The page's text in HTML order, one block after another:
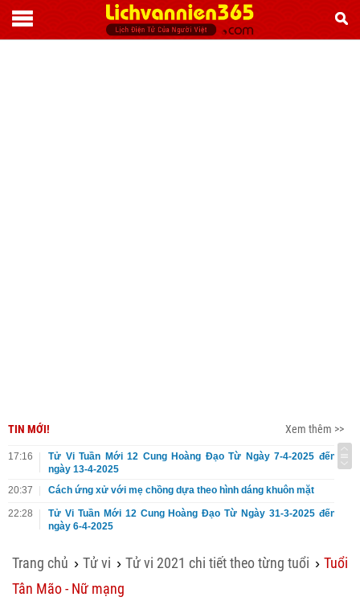
TIN MỚI! Xem thêm >>
17:16
Tử Vi Tuần Mới 12 Cung Hoàng Đạo Từ Ngày 7-4-2025 đến
ngày 13-4-2025
20:37
Cách ứng xử với mẹ chồng dựa theo hình dáng khuôn mặt
22:28
Tử Vi Tuần Mới 12 Cung Hoàng Đạo Từ Ngày 31-3-2025 đến
ngày 6-4-2025
Trang chủ › Tử vi › Tử vi 2021 chi tiết theo từng tuổi › Tuổi
Tân Mão - Nữ mạng